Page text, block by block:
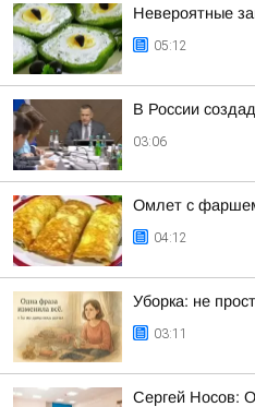
Невероятные
05:12
В России
03:06
Омлет с
04:12
Уборка: не
03:11
Сергей Носов: